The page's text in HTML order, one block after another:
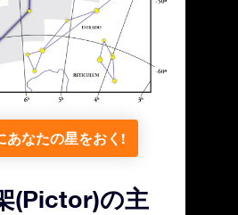
あなたの星をおく!
(Pictor)の主